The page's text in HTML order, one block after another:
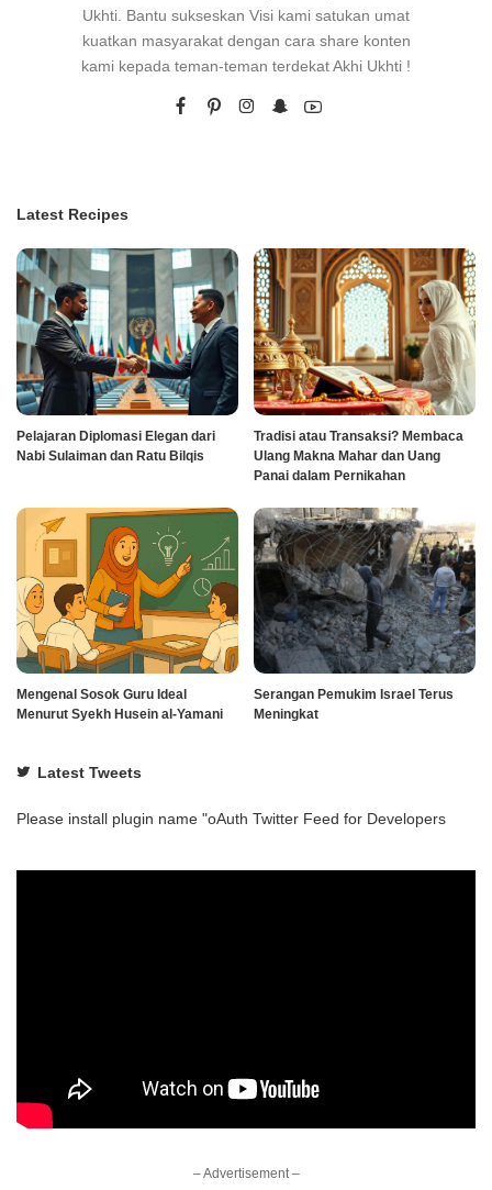
Ukhti. Bantu sukseskan Visi kami satukan umat
kuatkan masyarakat dengan cara share konten
kami kepada teman-teman terdekat Akhi Ukhti !
Latest Recipes
Pelajaran Diplomasi Elegan dari
Nabi Sulaiman dan Ratu Bilqis
Tradisi atau Transaksi? Membaca
Ulang Makna Mahar dan Uang
Panai dalam Pernikahan
Mengenal Sosok Guru Ideal
Menurut Syekh Husein al-Yamani
Serangan Pemukim Israel Terus
Meningkat
Latest Tweets
Please install plugin name "oAuth Twitter Feed for Developers
– Advertisement –